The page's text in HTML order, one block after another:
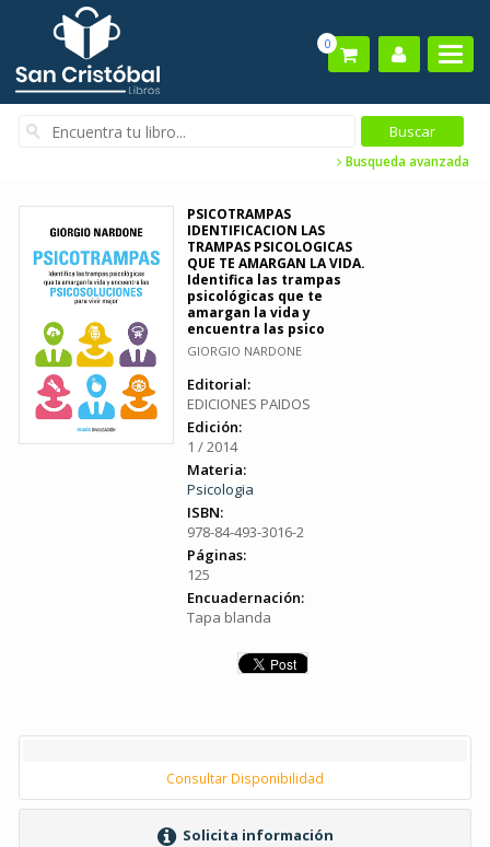
0
Busqueda avanzada
PSICOTRAMPAS
IDENTIFICACION LAS
TRAMPAS PSICOLOGICAS
QUE TE AMARGAN LA VIDA.
Identifica las trampas
psicológicas que te
amargan la vida y
encuentra las psico
GIORGIO NARDONE
Editorial:
EDICIONES PAIDOS
Edición:
1 / 2014
Materia:
Psicologia
ISBN:
978-84-493-3016-2
Páginas:
125
Encuadernación:
Tapa blanda
Consultar Disponibilidad
Solicita información